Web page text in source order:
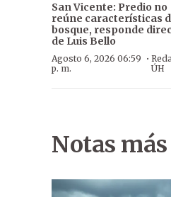
San Vicente: Predio no
reúne características
bosque, responde
de Luis Bello
Agosto 6, 2026 06:59
p. m.
·
ÚH
Notas